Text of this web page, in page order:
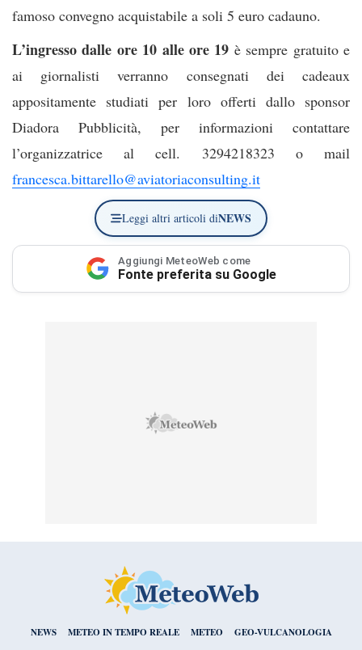
famoso convegno acquistabile a soli 5 euro cadauno.
L’ingresso dalle ore 10 alle ore 19 è sempre gratuito e
ai giornalisti verranno consegnati dei cadeaux
appositamente studiati per loro offerti dallo sponsor
Diadora Pubblicità, per informazioni contattare
l’organizzatrice al cell. 3294218323 o mail
francesca.bittarello@aviatoriaconsulting.it
Leggi altri articoli diNEWS
Aggiungi MeteoWeb come
Fonte preferita su Google
NEWS METEO IN TEMPO REALE METEO GEO-VULCANOLOGIA